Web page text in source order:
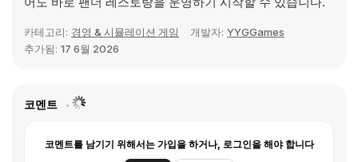
카테고리: 경영 & 시뮬레이션 게임 개발자: YYGGames
추가됨: 17 6월 2026
코멘트
코멘트를 남기기 위해서는 가입을 하거나, 로그인을 해야 합니다